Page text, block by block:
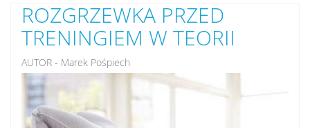
ROZGRZEWKA PRZED
TRENINGIEM W TEORII
AUTOR - Marek Pośpiech